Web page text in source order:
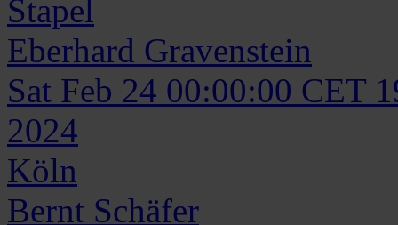
Stapel
Eberhard Gravenstein
Sat Feb 24 00:00:00 CET
2024
Köln
Bernt Schäfer